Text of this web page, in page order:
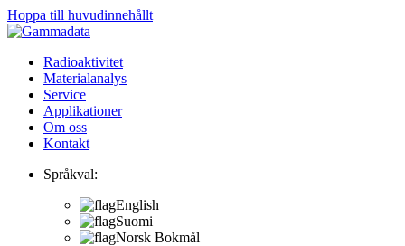
Hoppa till huvudinnehållt
Radioaktivitet
Materialanalys
Service
Applikationer
Om oss
Kontakt
Språkval:
English
Suomi
Norsk Bokmål